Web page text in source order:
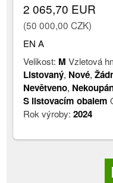
2 065,70 EUR
(50 000,00 CZK)
EN A
Velikost: M Vzletová
Listovaný, Nové,
Nevětveno,
S listovacím obalem
Rok výroby:2024